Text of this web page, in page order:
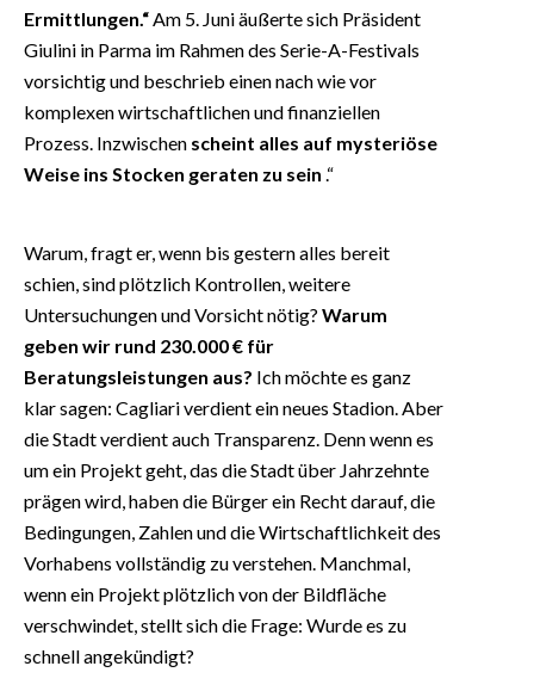
SPIAGGE
STORE
Ermittlungen.“ Am 5. Juni äußerte sich Präsident
Giulini in Parma im Rahmen des Serie-A-Festivals
vorsichtig und beschrieb einen nach wie vor
komplexen wirtschaftlichen und finanziellen
Prozess. Inzwischen scheint alles auf mysteriöse
Weise ins Stocken geraten zu sein .“
Warum, fragt er, wenn bis gestern alles bereit
schien, sind plötzlich Kontrollen, weitere
Untersuchungen und Vorsicht nötig? Warum
geben wir rund 230.000 € für
Beratungsleistungen aus? Ich möchte es ganz
klar sagen: Cagliari verdient ein neues Stadion. Aber
die Stadt verdient auch Transparenz. Denn wenn es
um ein Projekt geht, das die Stadt über Jahrzehnte
prägen wird, haben die Bürger ein Recht darauf, die
Bedingungen, Zahlen und die Wirtschaftlichkeit des
Vorhabens vollständig zu verstehen. Manchmal,
wenn ein Projekt plötzlich von der Bildfläche
verschwindet, stellt sich die Frage: Wurde es zu
schnell angekündigt?